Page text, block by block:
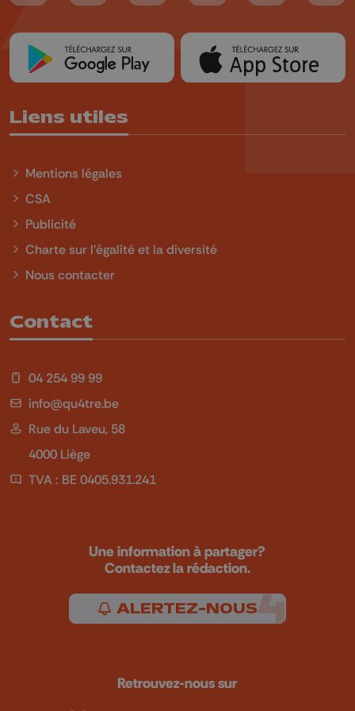
Liens utiles
Mentions légales
CSA
Publicité
Charte sur l'égalité et la diversité
Nous contacter
Contact
04 254 99 99
info@qu4tre.be
Rue du Laveu, 58
4000 Liège
TVA : BE 0405.931.241
Une information à partager?
Contactez la rédaction.
ALERTEZ-NOUS
Retrouvez-nous sur